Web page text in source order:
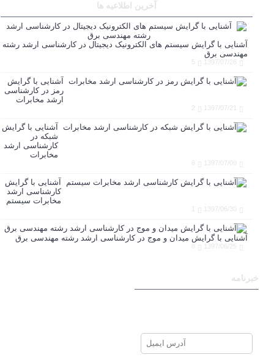
آخرین اطلاعیه ها
آشنایی با گرایش سیستم های الکترونیک دیجیتال در کارشناسی ارشد رشته
مهندسی برق
1397/07/26
5
آشنایی با گرایش
رمز در کارشناسی
ارشد مخابرات
1397/07/21
2
آشنایی با گرایش
شبکه در
کارشناسی ارشد
مخابرات
1397/07/09
آشنایی با گرایش
کارشناسی ارشد
مخابرات سیستم
1397/06/30
آشنایی با گرایش میدان و موج در کارشناسی ارشد رشته مهندسی برق
1397/06/25
خبرنامه